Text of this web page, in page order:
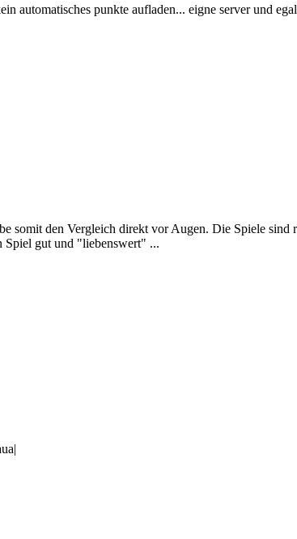
automatisches punkte aufladen... eigne server und
somit den Vergleich direkt vor Augen. Die Spiele sind
Spiel gut und "liebenswert" ...